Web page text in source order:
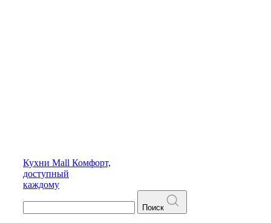
Кухни Mall Комфорт,
доступный
каждому
Поиск